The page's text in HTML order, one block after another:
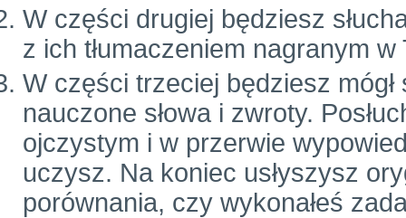
W części drugiej będziesz
z ich tłumaczeniem nagranym
W części trzeciej będziesz
nauczone słowa i zwroty.
ojczystym i w przerwie
uczysz. Na koniec usłyszysz
porównania, czy wykonałeś